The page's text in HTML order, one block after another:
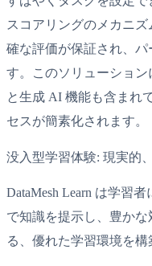
スコアリングのメカニ
確な評価が保証され、
す。このソリューショ
と生成 AI 機能も含まれ
セスが簡素化されます。
没入型学習体験: 現実的
DataMesh Learn は学習
で知識を提示し、豊か
る、優れた学習環境を構